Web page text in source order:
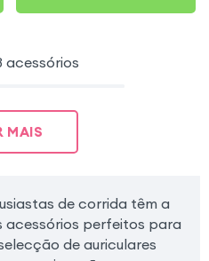
acessórios
MAIS
de corrida têm a
perfeitos para
de auriculares